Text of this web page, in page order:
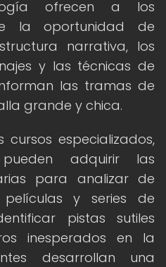
ofrecen a los
la oportunidad de
narrativa, los
y las técnicas de
las tramas de
grande y chica.
especializados,
adquirir las
para analizar de
y series de
pistas sutiles
inesperados en la
desarrollan una